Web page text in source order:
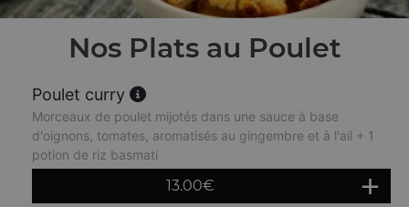
Nos Plats au Poulet
Poulet curry
Morceaux de poulet mijotés dans une sauce à base
d'oignons, tomates, aromatisés au gingembre et à l'ail + 1
potion de riz basmati
13.00€